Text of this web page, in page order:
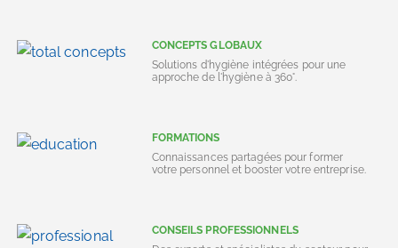
CONCEPTS GLOBAUX
Solutions d'hygiène intégrées pour une
approche de l'hygiène à 360°.
FORMATIONS
Connaissances partagées pour former
votre personnel et booster votre entreprise.
CONSEILS PROFESSIONNELS